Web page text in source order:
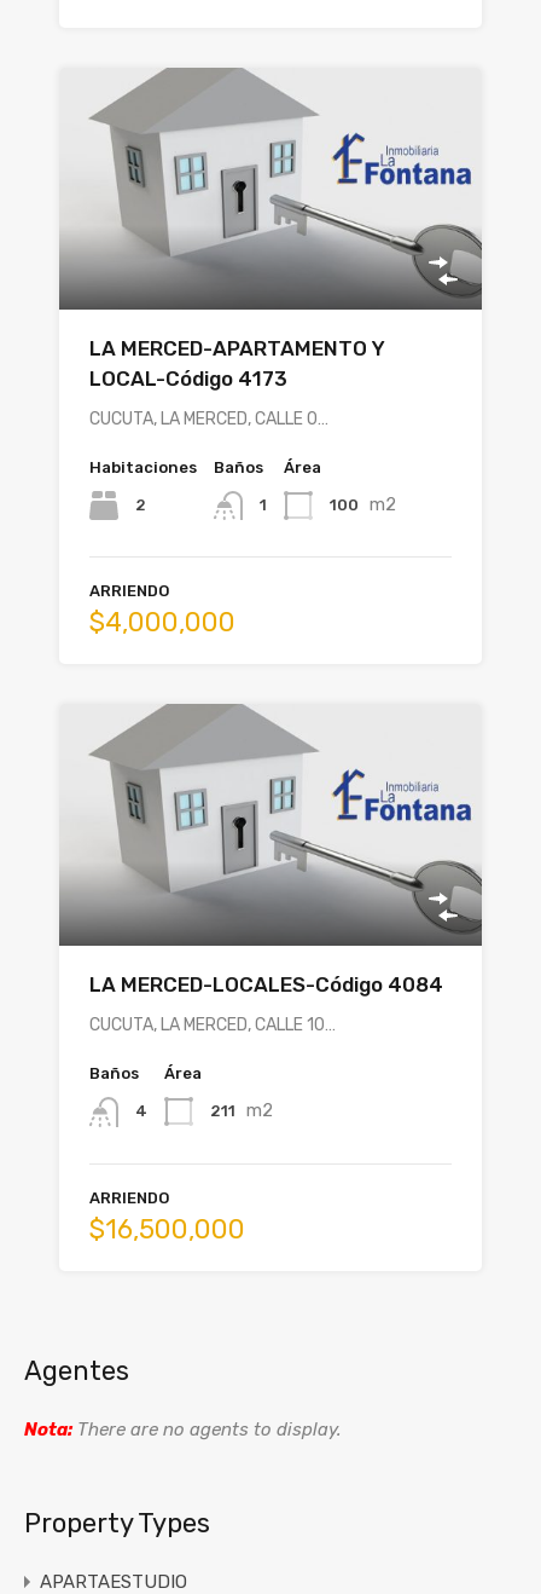
LA MERCED-APARTAMENTO Y
LOCAL-Código 4173
CUCUTA, LA MERCED, CALLE 0…
Habitaciones
2
Baños
1
Área
100 m2
ARRIENDO
$4,000,000
LA MERCED-LOCALES-Código 4084
CUCUTA, LA MERCED, CALLE 10…
Baños
4
Área
211 m2
ARRIENDO
$16,500,000
Agentes
Nota:There are no agents to display.
Property Types
APARTAESTUDIO